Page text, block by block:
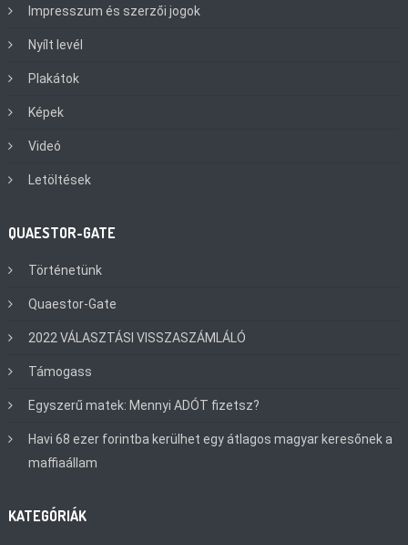
Impresszum és szerzői jogok
Nyílt levél
Plakátok
Képek
Videó
Letöltések
QUAESTOR-GATE
Történetünk
Quaestor-Gate
2022 VÁLASZTÁSI VISSZASZÁMLÁLÓ
Támogass
Egyszerű matek: Mennyi ADÓT fizetsz?
Havi 68 ezer forintba kerülhet egy átlagos magyar keresőnek a
maffiaállam
KATEGÓRIÁK